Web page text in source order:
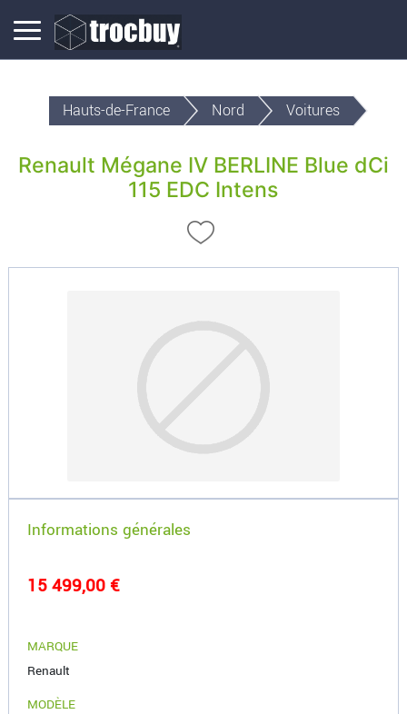
Hauts-de-France Nord Voitures
Renault Mégane IV BERLINE Blue dCi
115 EDC Intens
Informations générales
15 499,00 €
MARQUE
Renault
MODÈLE